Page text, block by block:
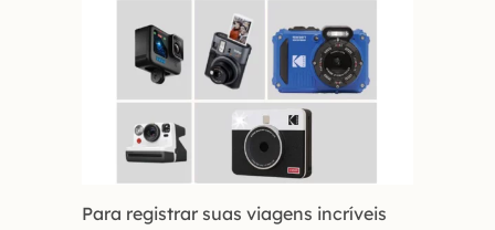
Para registrar suas viagens incríveis